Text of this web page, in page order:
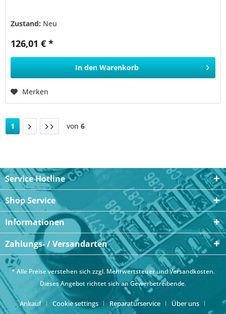
Zustand: Neu
126,01 € *
In den Warenkorb
Merken
1 von 6
Service Hotline
Shop Service
Informationen
Zahlungs- / Versandarten
* Alle Preise verstehen sich zzgl. Mehrwertsteuer undVersandkosten.
Dieses Angebot richtet sich an Gewerbetreibende.
Ankauf Cookie settings Reparaturservice Über uns